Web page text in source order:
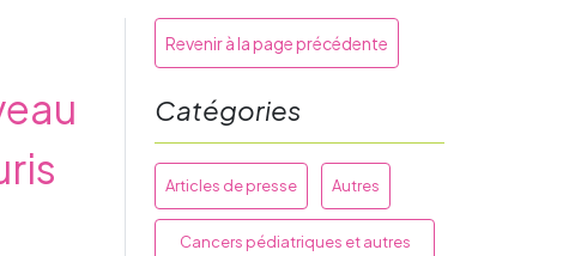
Revenir à la page précédente
Catégories
Articles de presse Autres
Cancers pédiatriques et autres